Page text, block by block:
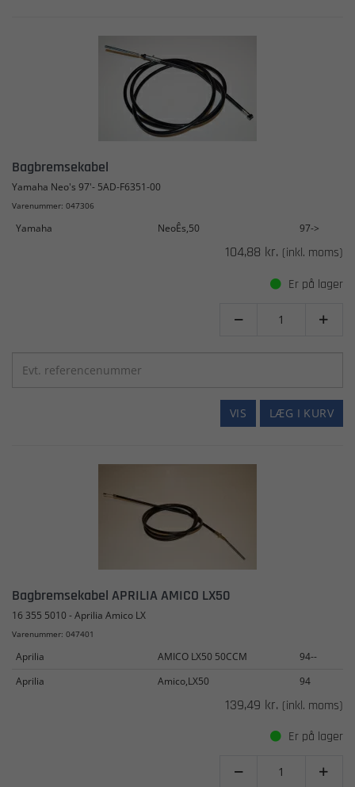
Bagbremsekabel
Yamaha Neo's 97'- 5AD-F6351-00
Varenummer: 047306
Yamaha NeoÊs,50 97->
104,88 kr. (inkl. moms)
Er på lager
 
LÆG I KURV
VIS
Bagbremsekabel APRILIA AMICO LX50
16 355 5010 - Aprilia Amico LX
Varenummer: 047401
Aprilia AMICO LX50 50CCM
94--
Aprilia
Amico,LX50 94
139,49 kr. (inkl. moms)
Er på lager
 